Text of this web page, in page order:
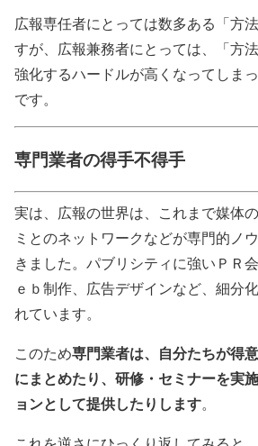
広報専任者にとっては数多ある「方
すが、広報兼務者にとっては、「方
強化するハードルが高くなってしま
です。
専門業者の得手不得手
実は、広報の世界は、これまで媒体
ミとのネットワークなどが専門的ノ
きました。パブリシティに強いＰＲ
ｅｂ制作、広告デザインなど、細分
れています。
このため専門業者は、自分たちが得
にまとめたり、研修・セミナーを実
ョンとして提供したりします。